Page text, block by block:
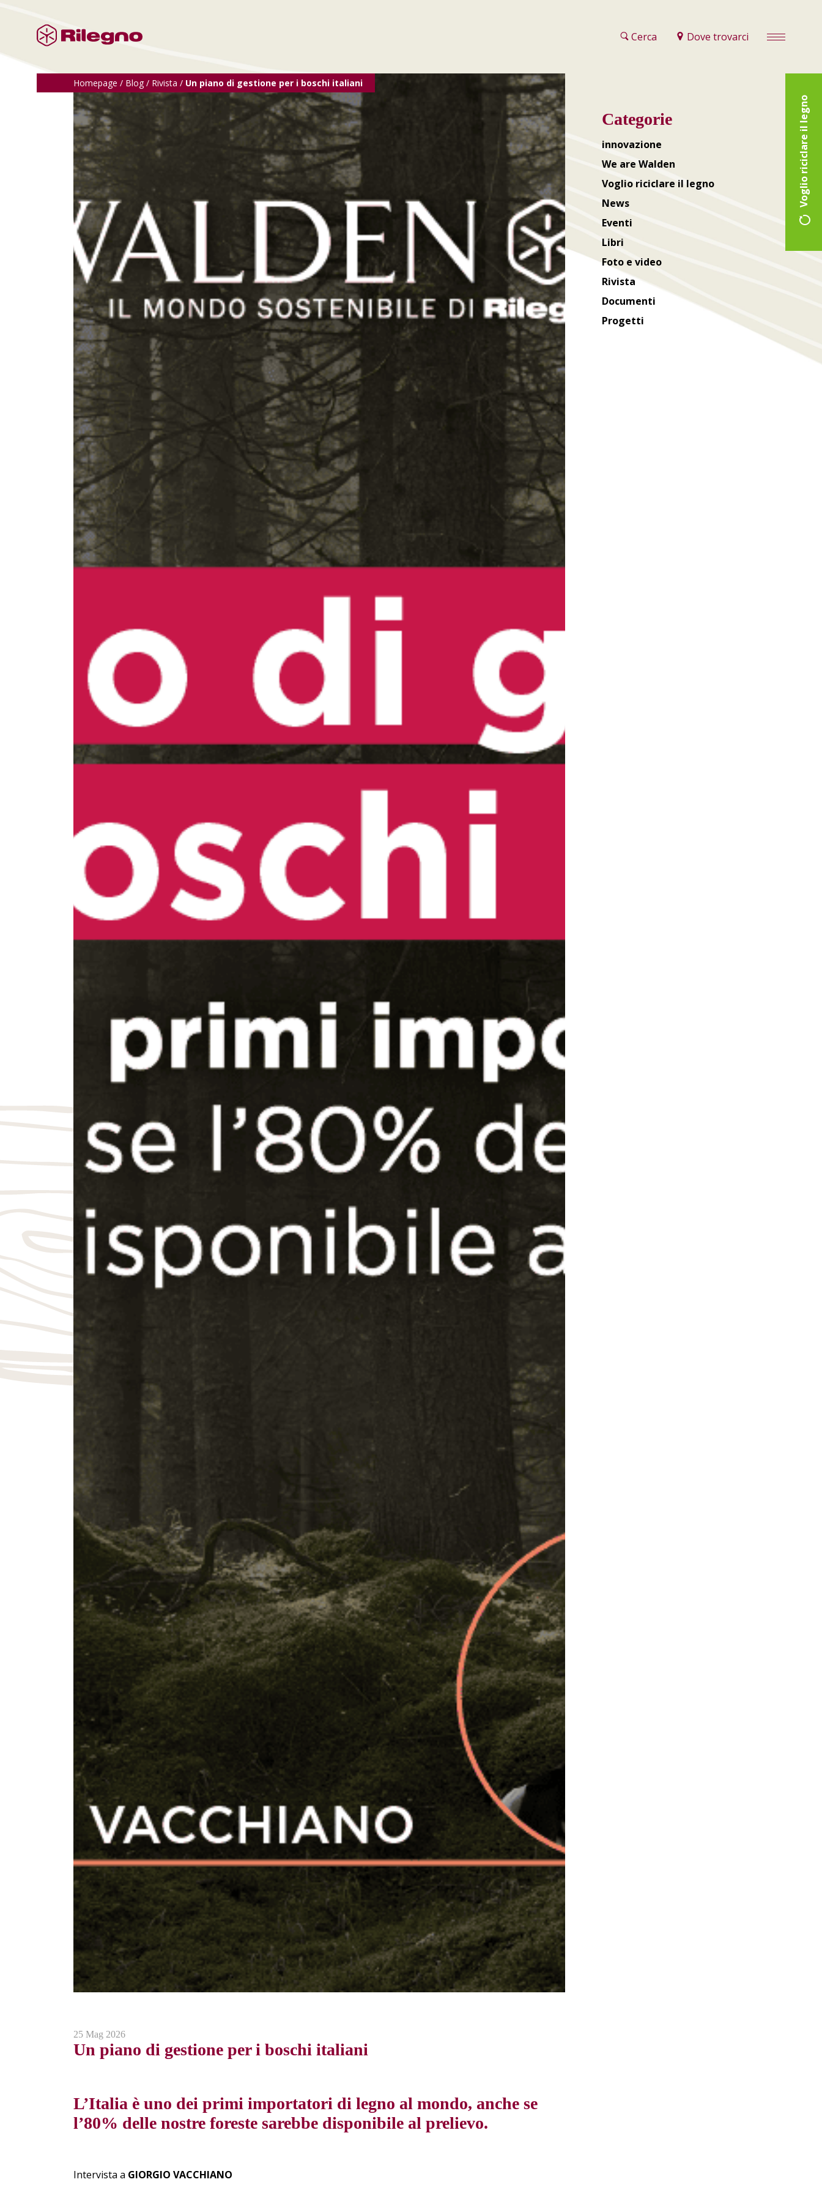
Cerca Dove trovarci
Voglio riciclare il legno
Categorie
innovazione
We are Walden
Voglio riciclare il legno
News
Eventi
Libri
Foto e video
Rivista
Documenti
Progetti
Homepage / Blog/ Rivista / Un piano di gestione per i boschi italiani
25 Mag 2026
Un piano di gestione per i boschi italiani
L’Italia è uno dei primi importatori di legno al mondo, anche se
l’80% delle nostre foreste sarebbe disponibile al prelievo.
Intervista a GIORGIO VACCHIANO